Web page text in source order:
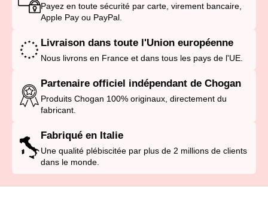
Payez en toute sécurité par carte, virement bancaire,
Apple Pay ou PayPal.
Livraison dans toute l'Union européenne
Nous livrons en France et dans tous les pays de l'UE.
Partenaire officiel indépendant de Chogan
Produits Chogan 100% originaux, directement du
fabricant.
Fabriqué en Italie
Une qualité plébiscitée par plus de 2 millions de clients
dans le monde.